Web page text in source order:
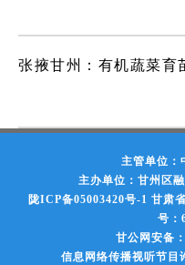
张掖甘州：有机蔬菜育
主管单位：
主办单位：甘州区
陇ICP备05003420号-1 甘肃
号：
甘公网安备
信息网络传播视听节目